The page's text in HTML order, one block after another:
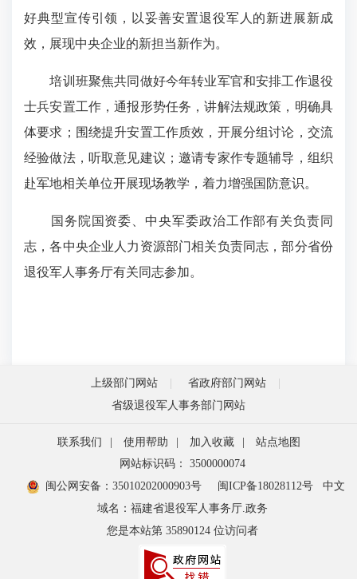
好典型宣传引领，以妥善安置退役军人的新进展新成
效，展现中央企业的新担当新作为。
培训班聚焦共同做好今年转业军官和安排工作退役
士兵安置工作，通报形势任务，讲解法规政策，明确具
体要求；围绕提升安置工作质效，开展分组讨论，交流
经验做法，听取意见建议；邀请专家作专题辅导，组织
赴军地相关单位开展现场教学，着力增强国防意识。
国务院国资委、中央军委政治工作部有关负责同
志，各中央企业人力资源部门相关负责同志，部分省份
退役军人事务厅有关同志参加。
上级部门网站
省政府部门网站
省级退役军人事务部门网站
联系我们 | 使用帮助 | 加入收藏 |
站点地图
网站标识码： 3500000074
闽公网安备：35010202000903号
闽ICP备18028112号
中文
域名：福建省退役军人事务厅.政务
您是本站第 35890124 位访问者